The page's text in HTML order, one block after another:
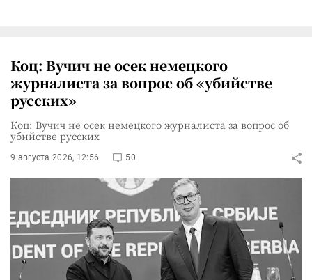
Коц: Вучич не осек немецкого
журналиста за вопрос об «убийстве
русских»
Коц: Вучич не осек немецкого журналиста за вопрос об
убийстве русских
9 августа 2026, 12:56 50